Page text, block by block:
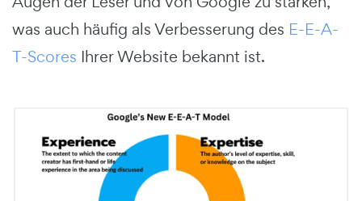
was auch häufig als Verbesserung des E-E-A-
T-Scores Ihrer Website bekannt ist.